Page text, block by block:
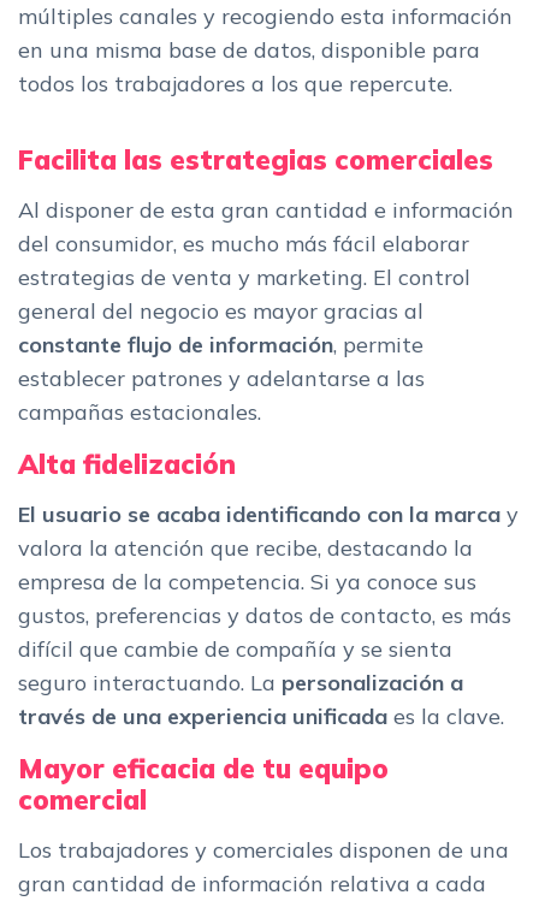
múltiples canales y recogiendo esta información
en una misma base de datos, disponible para
todos los trabajadores a los que repercute.
Facilita las estrategias comerciales
Al disponer de esta gran cantidad e información
del consumidor, es mucho más fácil elaborar
estrategias de venta y marketing. El control
general del negocio es mayor gracias al
constante flujo de información, permite
establecer patrones y adelantarse a las
campañas estacionales.
Alta fidelización
El usuario se acaba identificando con la marca y
valora la atención que recibe, destacando la
empresa de la competencia. Si ya conoce sus
gustos, preferencias y datos de contacto, es más
difícil que cambie de compañía y se sienta
seguro interactuando. La personalización a
través de una experiencia unificada es la clave.
Mayor eficacia de tu equipo
comercial
Los trabajadores y comerciales disponen de una
gran cantidad de información relativa a cada